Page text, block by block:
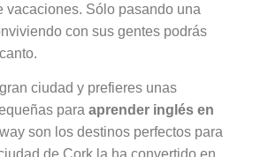
vacaciones. Sólo pasando una
con sus gentes podrás
ciudad y prefieres unas
paraaprender inglés en
son los destinos perfectos para